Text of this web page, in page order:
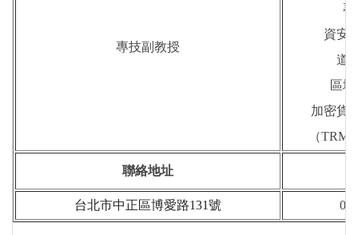
專技副教授
專
資安
道
區
加密貨
（
聯絡地址
台北市中正區博愛路131號